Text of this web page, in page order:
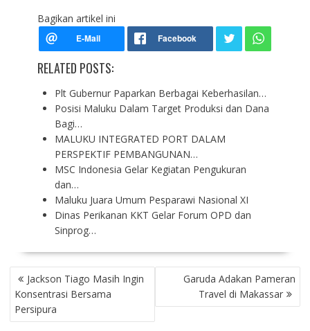
Bagikan artikel ini
RELATED POSTS:
Plt Gubernur Paparkan Berbagai Keberhasilan…
Posisi Maluku Dalam Target Produksi dan Dana
Bagi…
MALUKU INTEGRATED PORT DALAM
PERSPEKTIF PEMBANGUNAN…
MSC Indonesia Gelar Kegiatan Pengukuran
dan…
Maluku Juara Umum Pesparawi Nasional XI
Dinas Perikanan KKT Gelar Forum OPD dan
Sinprog…
P
O
S
T
Jackson Tiago Masih Ingin
Konsentrasi Bersama
Persipura
Garuda Adakan Pameran
Travel di Makassar